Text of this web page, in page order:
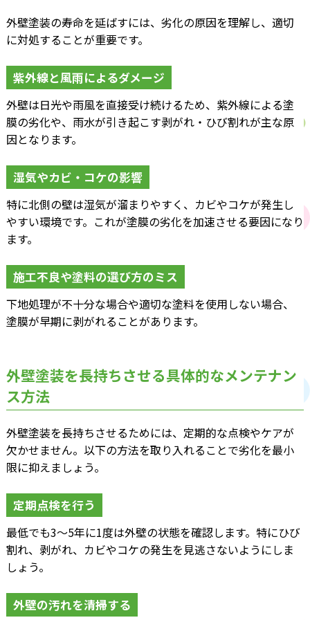
外壁塗装の寿命を延ばすには、劣化の原因を理解し、適切
に対処することが重要です。
紫外線と風雨によるダメージ
外壁は日光や雨風を直接受け続けるため、紫外線による塗
膜の劣化や、雨水が引き起こす剥がれ・ひび割れが主な原
因となります。
湿気やカビ・コケの影響
特に北側の壁は湿気が溜まりやすく、カビやコケが発生し
やすい環境です。これが塗膜の劣化を加速させる要因になり
ます。
施工不良や塗料の選び方のミス
下地処理が不十分な場合や適切な塗料を使用しない場合、
塗膜が早期に剥がれることがあります。
外壁塗装を長持ちさせる具体的なメンテナン
ス方法
外壁塗装を長持ちさせるためには、定期的な点検やケアが
欠かせません。以下の方法を取り入れることで劣化を最小
限に抑えましょう。
定期点検を行う
最低でも3～5年に1度は外壁の状態を確認します。特にひび
割れ、剥がれ、カビやコケの発生を見逃さないようにしま
しょう。
外壁の汚れを清掃する